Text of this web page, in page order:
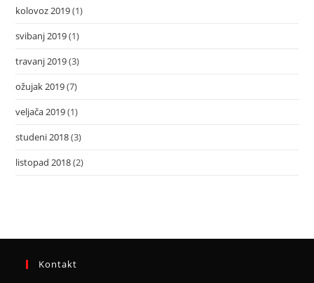
kolovoz 2019(1)
svibanj 2019(1)
travanj 2019(3)
ožujak 2019(7)
veljača 2019(1)
studeni 2018(3)
listopad 2018(2)
Kontakt